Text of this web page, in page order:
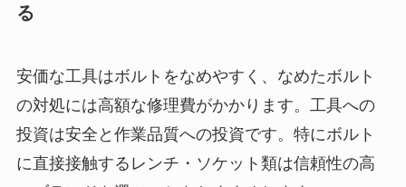
る
安価な工具はボルトをなめやすく、なめたボルト
の対処には高額な修理費がかかります。工具への
投資は安全と作業品質への投資です。特にボルト
に直接接触するレンチ・ソケット類は信頼性の高